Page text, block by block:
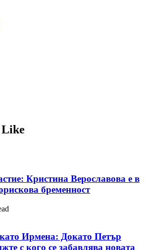
Like
Кристина Верославова е в
бременност
Ирмена: Докато Петър
с кого се забавлява новата